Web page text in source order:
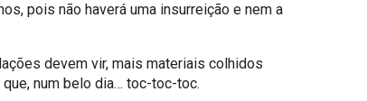
pois não haverá uma insurreição e nem a
devem vir, mais materiais colhidos
num belo dia… toc-toc-toc.